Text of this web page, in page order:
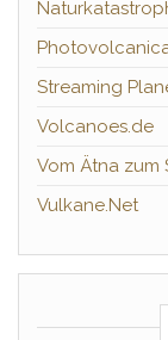
Streaming
Volcanoes.de
Vom Ätna zum
Vulkane.Net